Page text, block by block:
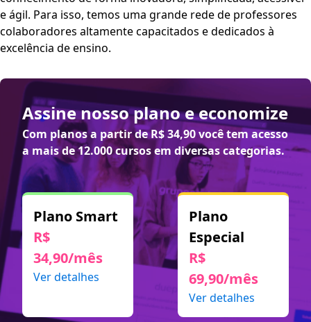
e ágil. Para isso, temos uma grande rede de professores
colaboradores altamente capacitados e dedicados à
excelência de ensino.
Assine nosso plano e economize
Com planos a partir deR$ 34,90você tem acesso
a mais de 12.000 cursos em diversas categorias.
Plano Smart
R$
34,90/mês
Ver detalhes
Plano
Especial
R$
69,90/mês
Ver detalhes